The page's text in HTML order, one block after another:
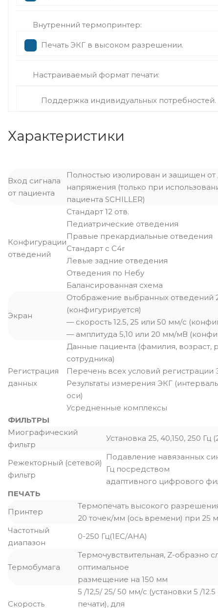
Внутренний термопринтер:
Печать ЭКГ в высоком разрешении.
Настраиваемый формат печати:
Поддержка индивидуальных потребностей.
Характеристики
Вход сигнала
от пациента
Полностью изолирован и защищен
напряжения (только при
пациента SCHILLER)
Конфигурации
отведений
Стандарт 12 отв.
Педиатрические отведения
Правые прекардиальные отведения
Стандарт с С4r
Левые задние отведения
Отведения по Небу
Балансированная схема
Экран
Отображение выбранных отведений
(конфигурируется)
— скорость 12.5, 25 или 50 мм/с
— амплитуда 5,10 или 20 мм/мВ
Регистрация
данных
Данные пациента (фамилия,
сотрудника)
Перечень всех условий регистрации
Результаты измерения ЭКГ
оси)
Усредненные комплексы
ФИЛЬТРЫ
Миографический
фильтр
Установка 25, 40,150, 250
Режекторный (сетевой)
фильтр
Подавление навязанных
Гц посредством
адаптивного цифрового
ПЕЧАТЬ
Принтер
Термопечать высокого
20 точек/мм (ось времени) при 25
Частотный
диапазон
0-250 Гц(1ЕС/АНА)
Термобумага
Термочувствительная, Z-обраэно
оптимальное
размещение на 150 мм
Скорость
5 /12,5/ 25/ 50 мм/с (установки 5 /
печати), для